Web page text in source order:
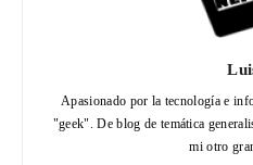
Apasionado por la tecnología e
"geek". De blog de temática
mi otro